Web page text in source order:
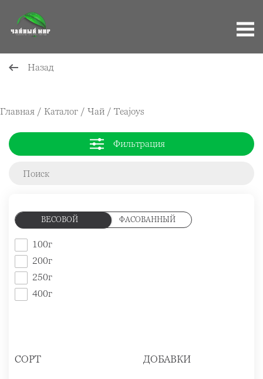
Назад
Строка
Главная Каталог Чай Teajoys
Фильтрация
ВЕСОВОЙ ФАСОВАННЫЙ
100г
200г
250г
400г
СОРТ ДОБАВКИ